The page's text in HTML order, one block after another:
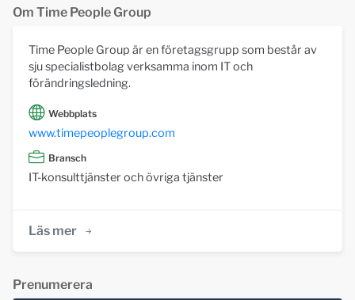
Om Time People Group
Time People Group är en företagsgrupp som består av
sju specialistbolag verksamma inom IT och
förändringsledning.
Webbplats
www.timepeoplegroup.com
Bransch
IT-konsulttjänster och övriga tjänster
Läs mer
Prenumerera